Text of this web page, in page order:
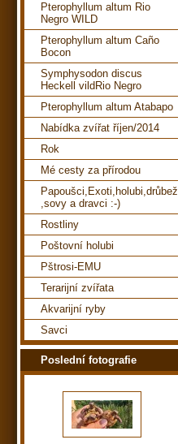
Pterophyllum altum Rio
Negro WILD
Pterophyllum altum Caño
Bocon
Symphysodon discus
Heckell vildRio Negro
Pterophyllum altum Atabapo
Nabídka zvířat říjen/2014
Rok
Mé cesty za přírodou
Papoušci,Exoti,holubi,drůbež
,sovy a dravci :-)
Rostliny
Poštovní holubi
Pštrosi-EMU
Terarijní zvířata
Akvarijní ryby
Savci
Poslední fotografie